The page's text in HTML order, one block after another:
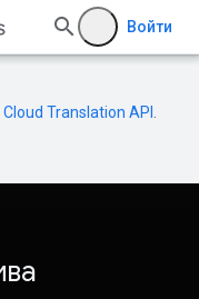
Войти
Cloud Translation API